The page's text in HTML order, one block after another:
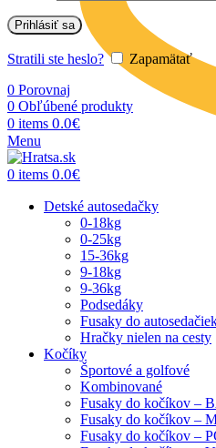
Prihlásiť sa
Stratili ste heslo?
Zapamätať
0 Porovnaj
0 Obľúbené produkty
0 items 0.0€
Menu
0 items 0.0€
Detské autosedačky
0-18kg
0-25kg
15-36kg
9-18kg
9-36kg
Podsedáky
Fusaky do
Hračky nielen na cesty
Kočíky
Športové a golfové
Kombinované
Fusaky do kočíkov –
Fusaky do kočíkov –
Fusaky do kočíkov –